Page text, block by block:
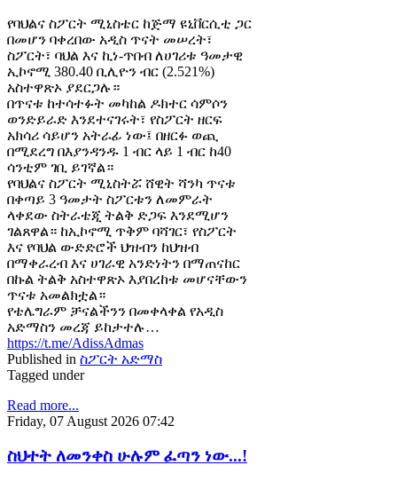
የባህልና ስፖርት ሚኒስቴር ከጅማ ዩኒቨርሲቲ ጋር
በመሆን ባቀረበው አዲስ ጥናት መሠረት፣
ስፖርት፣ ባህል እና ኪነ-ጥበብ ለሀገሪቱ ዓመታዊ
ኢኮኖሚ 380.40 ቢሊዮን ብር (2.521%)
አስተዋጽኦ ያደርጋሉ።
በጥናቱ ከተሳተፉት መካከል ዶክተር ሳምሶን
ወንድይራድ እንደተናገሩት፣ የስፖርት ዘርፍ
አክሳሪ ሳይሆን አትራፊ ነው፤ በዘርፉ ወጪ
በሚደረግ በእያንዳንዱ 1 ብር ላይ 1 ብር ከ40
ሳንቲም ገቢ ይገኛል።
የባህልና ስፖርት ሚኒስትሯ ሸዊት ሻንካ ጥናቱ
በቀጣይ 3 ዓመታት ስፖርቱን ለመምራት
ላቀደው ስትራቴጂ ትልቅ ድጋፍ እንደሚሆን
ገልጸዋል። ከኢኮኖሚ ጥቅም ባሻገር፣ የስፖርት
እና የባህል ውድድሮች ህዝብን ከህዝብ
በማቀራረብ እና ሀገራዊ አንድነትን በማጠናከር
በኩል ትልቅ አስተዋጽኦ እያበረከቱ መሆናቸውን
ጥናቱ አመልክቷል።
የቴሌግራም ቻናልችንን በመቀላቀል የአዲስ
አድማስን መረጃ ይከታተሉ…
https://t.me/AdissAdmas
Published in ስፖርት አድማስ
Tagged under
Read more...
Friday, 07 August 2026 07:42
ስህተት ለመንቀስ ሁሉም ፈጣን ነው...!